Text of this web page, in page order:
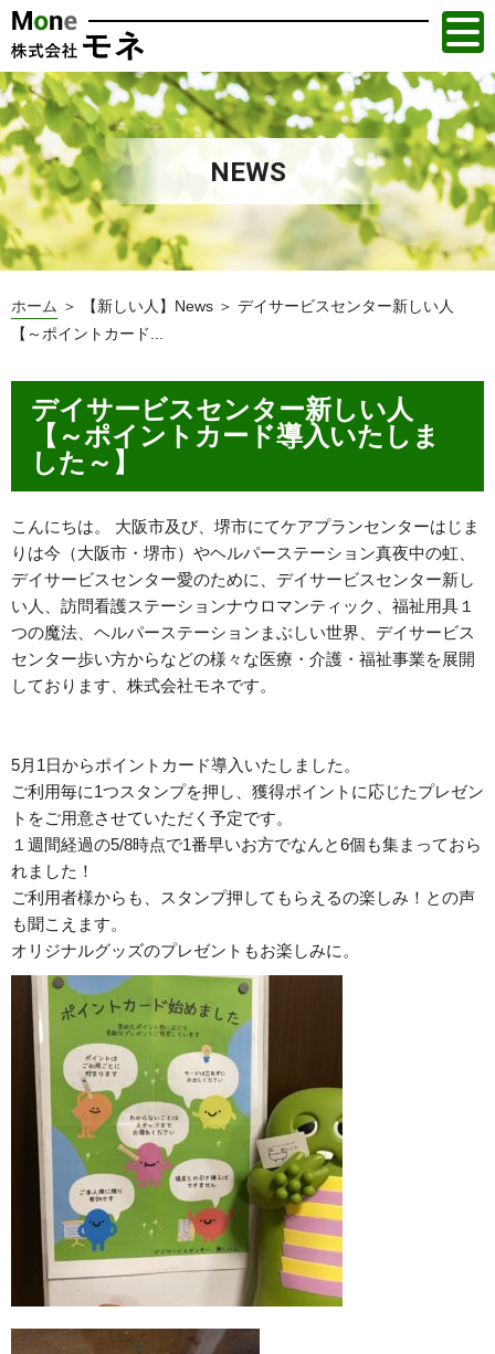
NEWS
ホーム ＞ 【新しい人】News ＞ デイサービスセンター新しい人
【～ポイントカード...
デイサービスセンター新しい人
【～ポイントカード導入いたしま
した～】
こんにちは。 大阪市及び、堺市にてケアプランセンターはじま
りは今（大阪市・堺市）やヘルパーステーション真夜中の虹、
デイサービスセンター愛のために、デイサービスセンター新し
い人、訪問看護ステーションナウロマンティック、福祉用具１
つの魔法、ヘルパーステーションまぶしい世界、デイサービス
センター歩い方からなどの様々な医療・介護・福祉事業を展開
しております、株式会社モネです。
5月1日からポイントカード導入いたしました。
ご利用毎に1つスタンプを押し、獲得ポイントに応じたプレゼン
トをご用意させていただく予定です。
１週間経過の5/8時点で1番早いお方でなんと6個も集まっておら
れました！
ご利用者様からも、スタンプ押してもらえるの楽しみ！との声
も聞こえます。
オリジナルグッズのプレゼントもお楽しみに。